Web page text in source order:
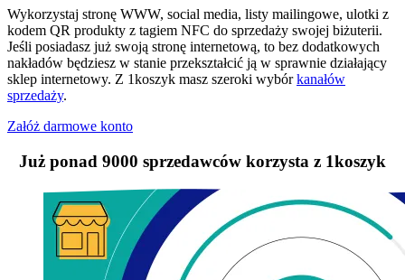
Wykorzystaj stronę WWW, social media, listy mailingowe, ulotki z
kodem QR produkty z tagiem NFC do sprzedaży swojej biżuterii.
Jeśli posiadasz już swoją stronę internetową, to bez dodatkowych
nakładów będziesz w stanie przekształcić ją w sprawnie działający
sklep internetowy. Z 1koszyk masz szeroki wybórkanałów
sprzedaży.
Załóż darmowe konto
Już ponad 9000 sprzedawców korzysta z 1koszyk